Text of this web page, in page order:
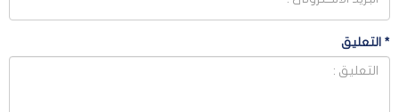
* التعليق